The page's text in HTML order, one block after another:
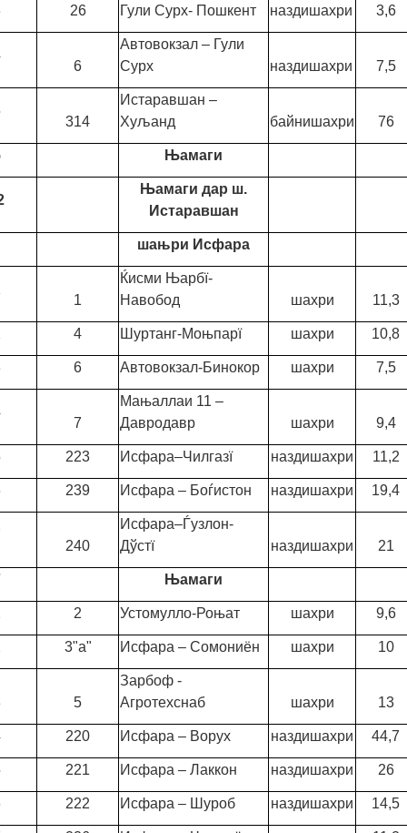
26 Гули Сурх- Пошкент наздишахри 3,6
6
Автовокзал – Гули
Сурх
наздишахри 7,5
314
Истаравшан –
Хуљанд
байнишахри 76
Њамаги
Њамаги дар ш.
Истаравшан
шањри Исфара
1
Ќисми Њарбї-
Навобод
шахри 11,3
4 Шуртанг-Моњпарї шахри 10,8
6 Автовокзал-Бинокор шахри 7,5
7
Мањаллаи 11 –
Давродавр
шахри 9,4
223 Исфара–Чилгазї наздишахри 11,2
239 Исфара – Боѓистон наздишахри 19,4
240
Исфара–Ѓузлон-
Дўстї
наздишахри 21
Њамаги
2 Устомулло-Роњат шахри 9,6
3"а" Исфара – Сомониён шахри 10
5
Зарбоф -
Агротехснаб
шахри 13
220 Исфара – Ворух наздишахри 44,7
221 Исфара – Лаккон наздишахри 26
222 Исфара – Шуроб наздишахри 14,5